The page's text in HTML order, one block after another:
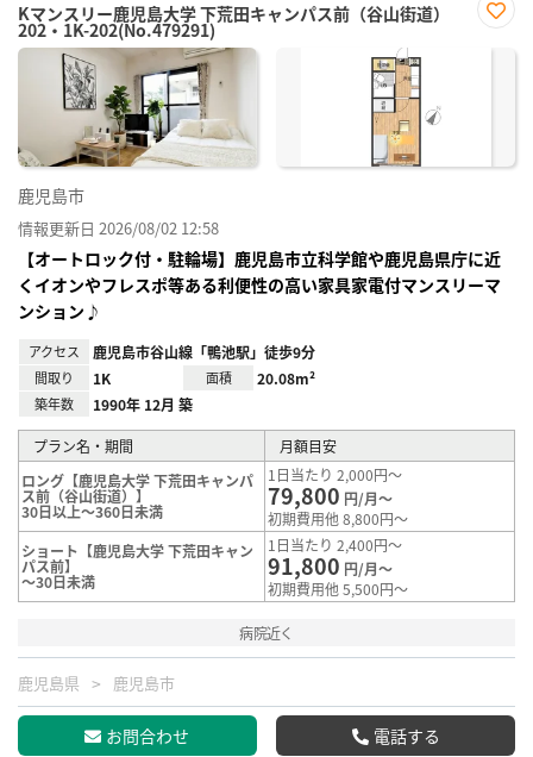
Kマンスリー鹿児島大学 下荒田キャンパス前（谷山街道）
202・1K-202(No.479291)
に入
鹿児島市
情報更新日 2026/08/02 12:58
【オートロック付・駐輪場】鹿児島市立科学館や鹿児島県庁に近
くイオンやフレスポ等ある利便性の高い家具家電付マンスリーマ
ンション♪
アクセス 鹿児島市谷山線「鴨池駅」徒歩9分
間取り 1K 面積 20.08m²
築年数 1990年 12月 築
プラン名・期間
月額目安
ロング【鹿児島大学 下荒田キャンパ
ス前（谷山街道）】
30日以上～360日未満
1日当たり 2,000円～
79,800 円/月～
初期費用他 8,800円～
ショート【鹿児島大学 下荒田キャン
パス前】
～30日未満
1日当たり 2,400円～
91,800 円/月～
初期費用他 5,500円～
病院近く
鹿児島県 鹿児島市
お問合わせ 電話する